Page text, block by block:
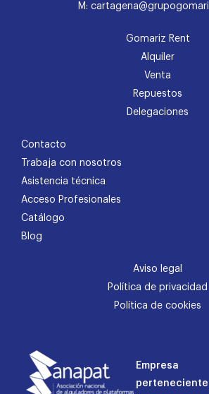
M:
Gomariz Rent
Alquiler
Venta
Repuestos
Delegaciones
Contacto
Trabaja con nosotros
Asistencia técnica
Acceso Profesionales
Catálogo
Blog
Aviso legal
Política de privacidad
Política de cookies
Empresa
perteneciente